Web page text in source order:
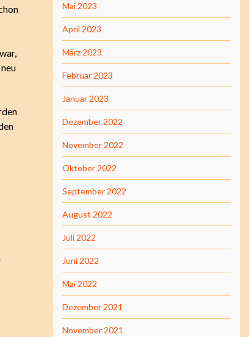
Mai 2023
April 2023
März 2023
Februar 2023
Januar 2023
Dezember 2022
November 2022
Oktober 2022
September 2022
August 2022
Juli 2022
Juni 2022
Mai 2022
Dezember 2021
November 2021